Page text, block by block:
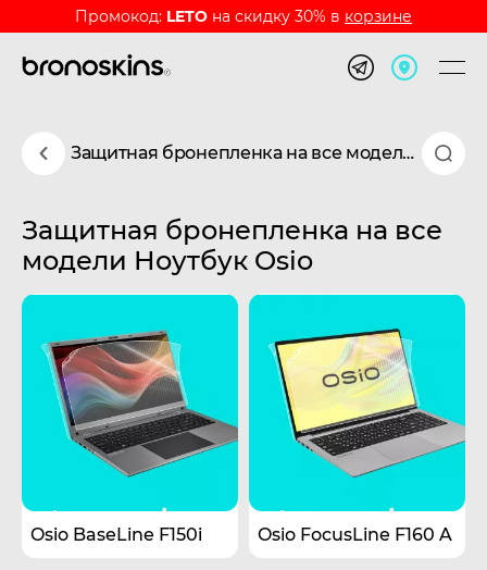
Промокод: LETO на скидку 30% в корзине
Защитная бронепленка на все модели Ноутбук Osio
Защитная бронепленка на все
модели Ноутбук Osio
Osio BaseLine F150i Osio FocusLine F160 A